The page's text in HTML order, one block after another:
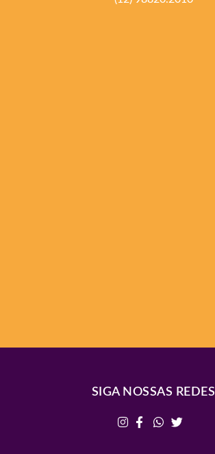
SIGA NOSSAS REDES